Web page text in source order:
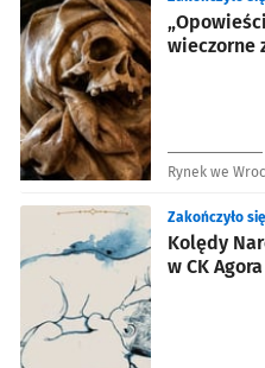
wieczorne
Rynek we
Kolędy
w CK Agora
Zakończyło